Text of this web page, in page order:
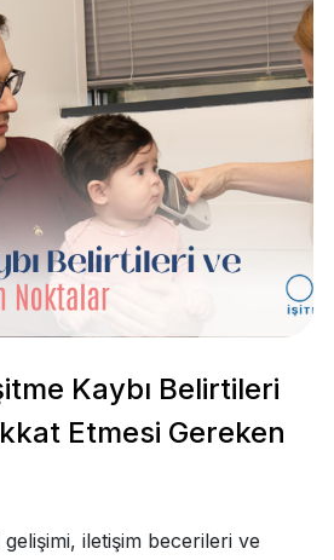
Kaybı Belirtileri
Etmesi Gereken
iletişim becerileri ve